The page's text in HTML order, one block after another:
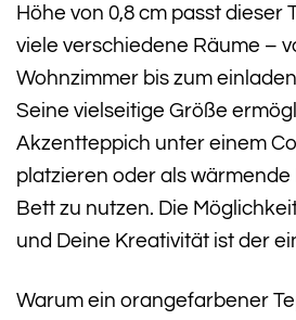
Höhe von 0,8 cm passt dieser
viele verschiedene Räume –
Wohnzimmer bis zum
Seine vielseitige Größe
Akzentteppich unter einem
platzieren oder als wärmende
Bett zu nutzen. Die
und Deine Kreativität ist der
Warum ein orangefarbener